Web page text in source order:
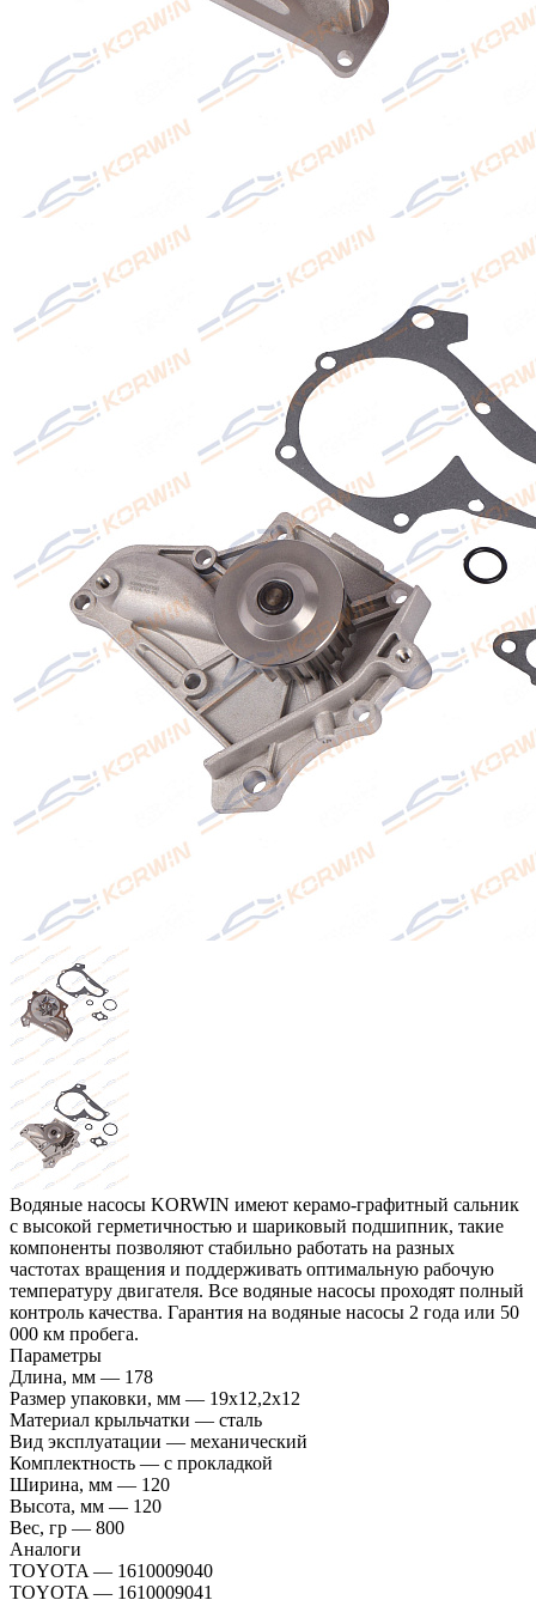
Водяные насосы KORWIN имеют керамо-графитный сальник
с высокой герметичностью и шариковый подшипник, такие
компоненты позволяют стабильно работать на разных
частотах вращения и поддерживать оптимальную рабочую
температуру двигателя. Все водяные насосы проходят полный
контроль качества. Гарантия на водяные насосы 2 года или 50
000 км пробега.
Параметры
Длина, мм — 178
Размер упаковки, мм — 19x12,2x12
Материал крыльчатки — сталь
Вид эксплуатации — механический
Комплектность — с прокладкой
Ширина, мм — 120
Высота, мм — 120
Вес, гр — 800
Аналоги
TOYOTA — 1610009040
TOYOTA — 1610009041